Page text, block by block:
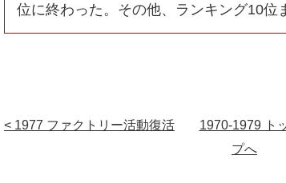
位に終わった。その他、ランキング10位
< 1977 ファクトリー活動復活
1970-1979 ト
プへ